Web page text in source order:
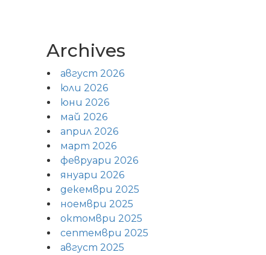
Archives
август 2026
юли 2026
юни 2026
май 2026
април 2026
март 2026
февруари 2026
януари 2026
декември 2025
ноември 2025
октомври 2025
септември 2025
август 2025